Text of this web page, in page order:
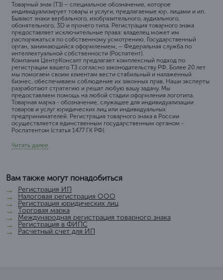
Товарный знак (ТЗ) – специальное обозначение, которое
индивидуализирует товары и услуги, предлагаемые юр. лицами и ип.
Бывают знаки вербального, изобразительного, аудиального,
обонятельного, 3D и прочего типа. Регистрация товарного знака
предоставляет исключительные права: владелец может им
распоряжаться по собственному усмотрению. Государственный
орган, занимающийся оформлением, – Федеральная служба по
интеллектуальной собственности (Роспатент).
Компания ЦентрКонсалт предлагает комплексный подход по
регистрации вашего ТЗ согласно законодательству РФ. Более 20 лет
мы помогаем своим клиентам вести стабильный и налаженный
бизнес, обеспечиваем соблюдение их законных прав. Наши эксперты
разработают стратегию и решат любую вашу задачу. Мы
предоставляем помощь на любой стадии оформления логотипа.
Товарная марка - обозначение, служащее для индивидуализации
товаров и услуг юридических лиц или индивидуальных
предпринимателей. Регистрация товарного знака в России
осуществляется единственным государственным органом -
Роспатентом (статья 1477 ГК РФ).
Читать далее
Вам также могут понадобиться
Регистрация ИП
Налоговая регистрация ООО
Регистрация юридических лиц
Торговая марка
Международная регистрация товарного знака
Регистрация в ФИПС
Расчетный счет для ИП